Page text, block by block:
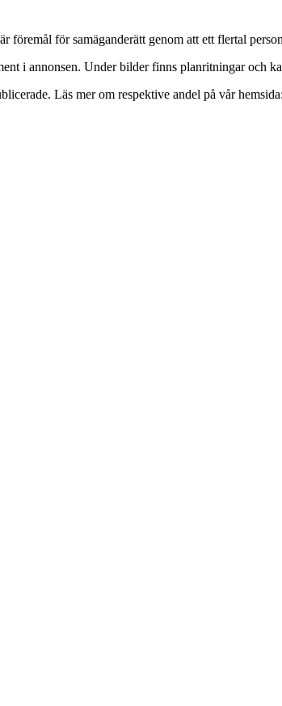
för samäganderätt genom att ett flertal
i annonsen. Under bilder finns planritningar och
Läs mer om respektive andel på vår